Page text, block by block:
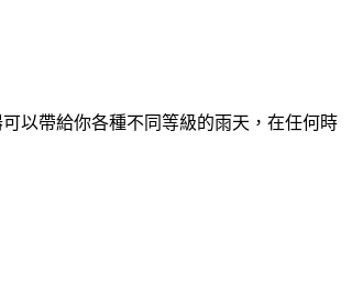
以帶給你各種不同等級的雨天，在任何時